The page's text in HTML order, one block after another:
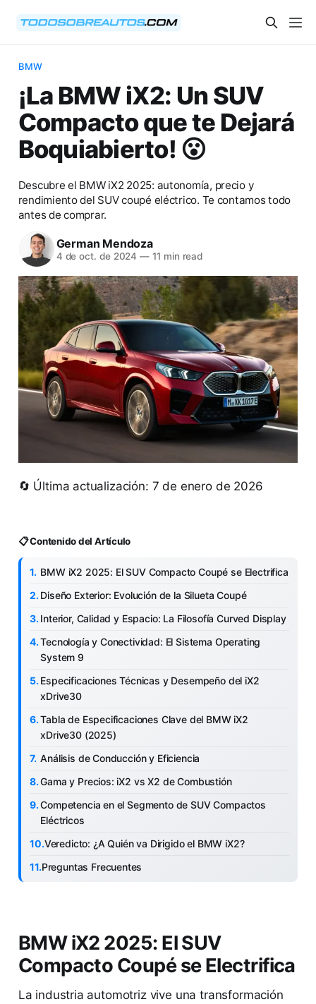
BMW
¡La BMW iX2: Un SUV
Compacto que te Dejará
Boquiabierto! 😮
Descubre el BMW iX2 2025: autonomía, precio y
rendimiento del SUV coupé eléctrico. Te contamos todo
antes de comprar.
German Mendoza
4 de oct. de 2024 — 11 min read
🔄 Última actualización: 7 de enero de 2026
📋 Contenido del Artículo
BMW iX2 2025: El SUV Compacto Coupé se Electrifica
Diseño Exterior: Evolución de la Silueta Coupé
Interior, Calidad y Espacio: La Filosofía Curved Display
Tecnología y Conectividad: El Sistema Operating
System 9
Especificaciones Técnicas y Desempeño del iX2
xDrive30
Tabla de Especificaciones Clave del BMW iX2
xDrive30 (2025)
Análisis de Conducción y Eficiencia
Gama y Precios: iX2 vs X2 de Combustión
Competencia en el Segmento de SUV Compactos
Eléctricos
Veredicto: ¿A Quién va Dirigido el BMW iX2?
Preguntas Frecuentes
BMW iX2 2025: El SUV
Compacto Coupé se Electrifica
La industria automotriz vive una transformación